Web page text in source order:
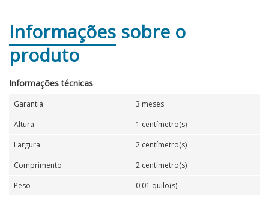
Informações sobre o
produto
Informações técnicas
Garantia
3 meses
Altura
1 centímetro(s)
Largura
2 centímetro(s)
Comprimento
2 centímetro(s)
Peso
0,01 quilo(s)